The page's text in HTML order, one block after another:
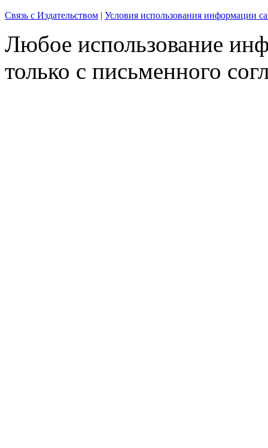
Связь с Издательством | Условия использования информации
Любое использование
только с письменного